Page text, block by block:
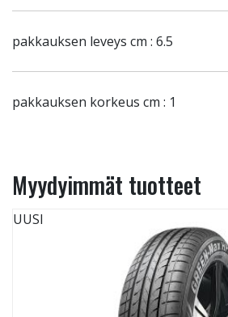
pakkauksen leveys cm : 6.5
pakkauksen korkeus cm : 1
Myydyimmät tuotteet
UUSI